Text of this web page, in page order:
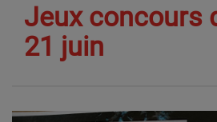
Jeux concours
21 juin